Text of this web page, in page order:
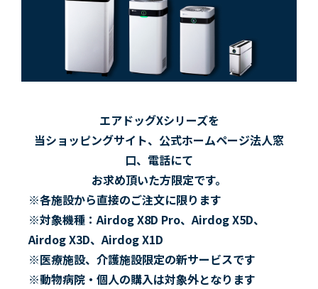
エアドッグXシリーズを
当ショッピングサイト、公式ホームページ法人窓
口、電話にて
お求め頂いた方限定です。
※各施設から直接のご注文に限ります
※対象機種：Airdog X8D Pro、Airdog X5D、
Airdog X3D、Airdog X1D
※医療施設、介護施設限定の新サービスです
※動物病院・個人の購入は対象外となります